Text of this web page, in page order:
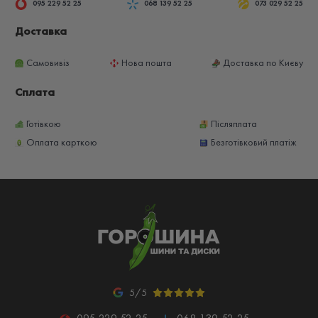
095 229 52 25 068 139 52 25 073 029 52 25
Доставка
Самовивіз Нова пошта Доставка по Києву
Сплата
Готівкою
Післяплата
Оплата карткою
Безготівковий платіж
5/5